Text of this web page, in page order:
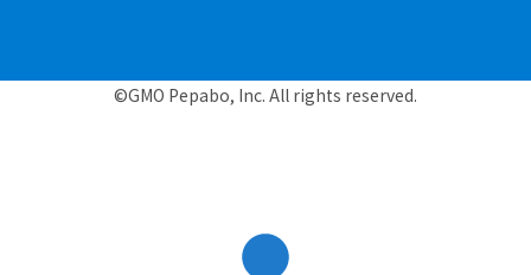
©GMO Pepabo, Inc. All rights reserved.